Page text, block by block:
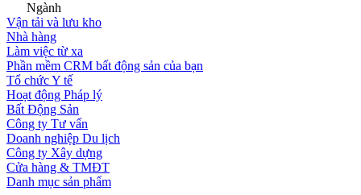
Ngành
Vận tải và lưu kho
Nhà hàng
Làm việc từ xa
Phần mềm CRM bất động sản của bạn
Tổ chức Y tế
Hoạt động Pháp lý
Bất Động Sản
Công ty Tư vấn
Doanh nghiệp Du lịch
Công ty Xây dựng
Cửa hàng & TMĐT
Danh mục sản phẩm